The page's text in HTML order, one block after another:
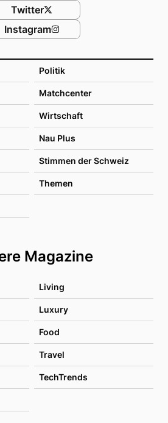
Politik
Matchcenter
Wirtschaft
Nau Plus
Stimmen der Schweiz
Themen
Magazine
Living
Luxury
Food
Travel
TechTrends
Twitter
Instagram